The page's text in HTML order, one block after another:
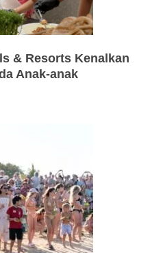
& Resorts Kenalkan
Anak-anak